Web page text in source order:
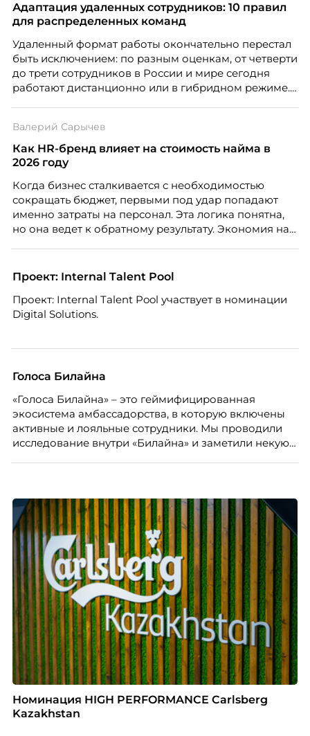
Адаптация удаленных сотрудников: 10 правил
для распределенных команд
Удаленный формат работы окончательно перестал
быть исключением: по разным оценкам, от четверти
до трети сотрудников в России и мире сегодня
работают дистанционно или в гибридном режиме.
адаптация во многом происходит сама собой, то на
расстоянии она требует осознанного
проектирования — иначе компания рискует
Валерий Сарычев
Как HR-бренд влияет на стоимость найма в
2026 году
Когда бизнес сталкивается с необходимостью
сокращать бюджет, первыми под удар попадают
именно затраты на персонал. Эта логика понятна,
но она ведет к обратному результату. Экономия на
значит – сокращает доходы бизнеса.
Проект: Internal Talent Pool
Проект: Internal Talent Pool участвует в номинации
Digital Solutions.
Голоса Билайна
«Голоса Билайна» – это геймифицированная
экосистема амбассадорства, в которую включены
активные и лояльные сотрудники. Мы проводили
исследование внутри «Билайна» и заметили некую
Номинация HIGH PERFORMANCE Carlsberg
Kazakhstan